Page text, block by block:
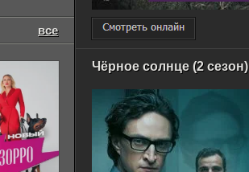
Чёрное солнце (2 сезон)
все